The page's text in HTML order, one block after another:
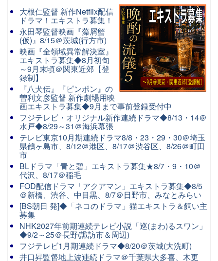
大根仁監督 新作Netflix配信
ドラマ！エキストラ募集！
永田琴監督映画『藻屑蟹
(仮)』8/15＠茨城(行方市)
映画『全領域異常解決室』
エキストラ募集◆8月初旬
～9月末頃＠関東近郊【登
録制】
『八犬伝』『ピンポン』の
曽利文彦監督 新作劇場用映
画エキストラ募集◆9月まで事前登録受付中
フジテレビ・オリジナル新作連続ドラマ◆8/13・14＠
水戸◆8/29～31＠海浜幕張
テレビ東京10月期連続ドラマ8/8・23・29・30＠埼玉
県鶴ヶ島市、8/12＠港区、8/17＠渋谷区、8/26＠町田
市
BLドラマ「青と碧」エキストラ募集★8/7・9・10＠
代沢、8/17＠稲毛
FOD配信ドラマ「アクアマン」エキストラ募集◆8/5
＠新橋、渋谷、中目黒、8/7＠日野市、みなとみらい
[BS朝日 発]◆「ネコのドラマ」猫エキストラ＆飼い主
募集
NHK2027年前期連続テレビ小説「巡(まわ)るスワン」
◆9/2～25＠長野(諏訪市＆周辺)
フジテレビ1月期連続ドラマ◆8/20＠茨城(大洗町)
井口昇監督地上波連続ドラマ＠千葉県大多喜、木更